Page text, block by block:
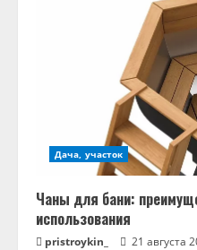
Дача, участок
Чаны для бани:
использования
pristroykin_ 21 августа